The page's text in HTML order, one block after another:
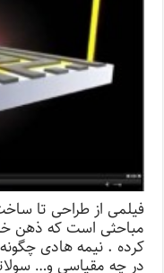
مباحثی است که ذهن
کرده . نیمه هادی
در چه مقیاسی و…